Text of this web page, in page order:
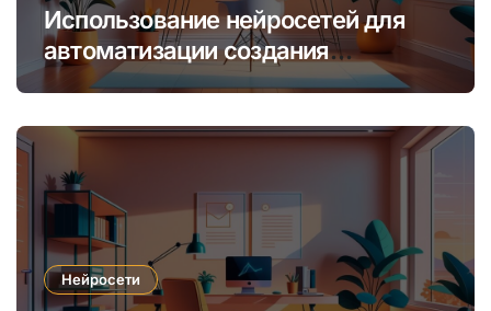
Использование нейросетей для
автоматизации создания
уникальных интернет-курсов и
Нейросети